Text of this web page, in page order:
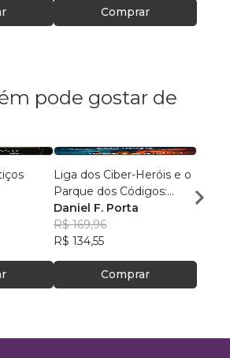
Comprar
pode gostar de
Liga dos Ciber-Heróis e o
Parque dos Códigos:
Rumo ao Desconhecido
Daniel F. Porta
R$ 169,96
R$ 134,55
Comprar